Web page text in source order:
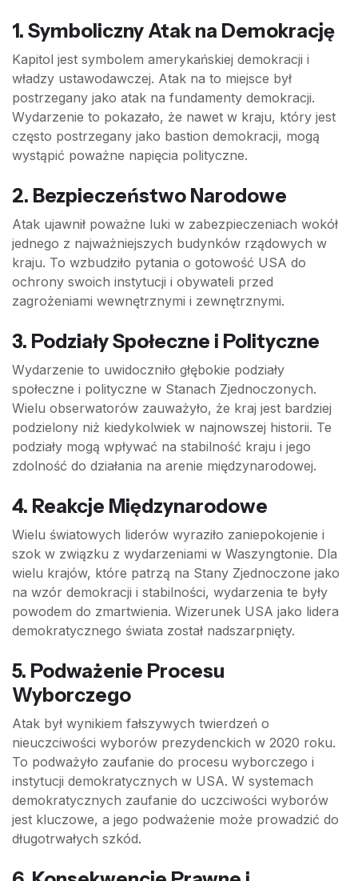
1. Symboliczny Atak na Demokrację
Kapitol jest symbolem amerykańskiej demokracji i
władzy ustawodawczej. Atak na to miejsce był
postrzegany jako atak na fundamenty demokracji.
Wydarzenie to pokazało, że nawet w kraju, który jest
często postrzegany jako bastion demokracji, mogą
wystąpić poważne napięcia polityczne.
2. Bezpieczeństwo Narodowe
Atak ujawnił poważne luki w zabezpieczeniach wokół
jednego z najważniejszych budynków rządowych w
kraju. To wzbudziło pytania o gotowość USA do
ochrony swoich instytucji i obywateli przed
zagrożeniami wewnętrznymi i zewnętrznymi.
3. Podziały Społeczne i Polityczne
Wydarzenie to uwidoczniło głębokie podziały
społeczne i polityczne w Stanach Zjednoczonych.
Wielu obserwatorów zauważyło, że kraj jest bardziej
podzielony niż kiedykolwiek w najnowszej historii. Te
podziały mogą wpływać na stabilność kraju i jego
zdolność do działania na arenie międzynarodowej.
4. Reakcje Międzynarodowe
Wielu światowych liderów wyraziło zaniepokojenie i
szok w związku z wydarzeniami w Waszyngtonie. Dla
wielu krajów, które patrzą na Stany Zjednoczone jako
na wzór demokracji i stabilności, wydarzenia te były
powodem do zmartwienia. Wizerunek USA jako lidera
demokratycznego świata został nadszarpnięty.
5. Podważenie Procesu
Wyborczego
Atak był wynikiem fałszywych twierdzeń o
nieuczciwości wyborów prezydenckich w 2020 roku.
To podważyło zaufanie do procesu wyborczego i
instytucji demokratycznych w USA. W systemach
demokratycznych zaufanie do uczciwości wyborów
jest kluczowe, a jego podważenie może prowadzić do
długotrwałych szkód.